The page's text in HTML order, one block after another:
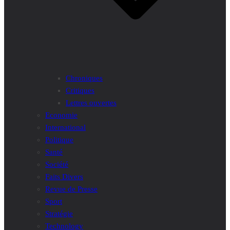
Chroniques
Critiques
Lettres ouvertes
Economie
International
Politique
Santé
Société
Faits Divers
Revue de Presse
Sport
Stratégie
Technology